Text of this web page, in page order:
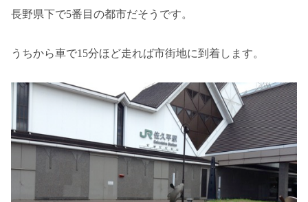
長野県下で5番目の都市だそうです。
うちから車で15分ほど走れば市街地に到着します。